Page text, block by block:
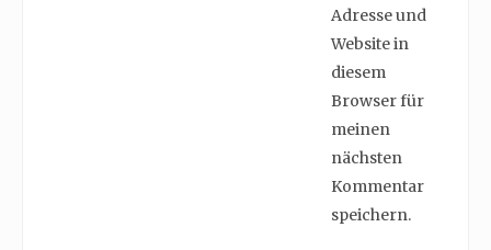
Adresse und
Website in
diesem
Browser für
meinen
nächsten
Kommentar
speichern.